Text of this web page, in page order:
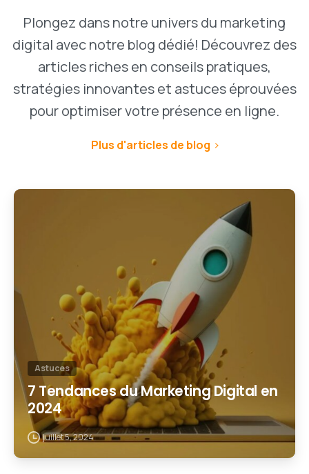
Plongez dans notre univers du marketing
digital avec notre blog dédié! Découvrez des
articles riches en conseils pratiques,
stratégies innovantes et astuces éprouvées
pour optimiser votre présence en ligne.
Plus d'articles de blog
Astuces
7 Tendances du Marketing Digital en
2024
juillet 5, 2024